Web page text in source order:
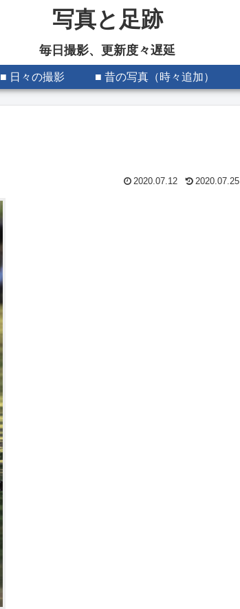
写真と足跡
毎日撮影、更新度々遅延
■ 日々の撮影 ■ 昔の写真（時々追加）
2020.07.12 2020.07.25